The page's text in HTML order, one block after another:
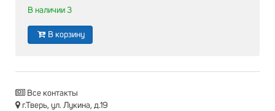
В наличии 3
В корзину
Все контакты
г.Тверь, ул. Лукина, д.19